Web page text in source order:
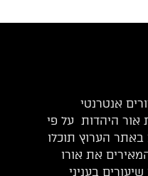
אנטרנטי
היהדות על פי
באתר הערוץ תוכלו
את אורו
בעניני